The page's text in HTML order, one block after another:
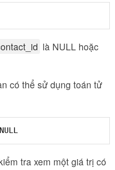
là NULL hoặc
có thể sử dụng toán tử
tra xem một giá trị có